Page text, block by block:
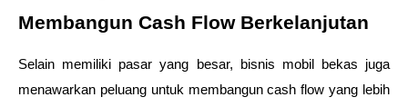
Membangun Cash Flow Berkelanjutan
Selain memiliki pasar yang besar, bisnis mobil bekas juga
menawarkan peluang untuk membangun cash flow yang lebih